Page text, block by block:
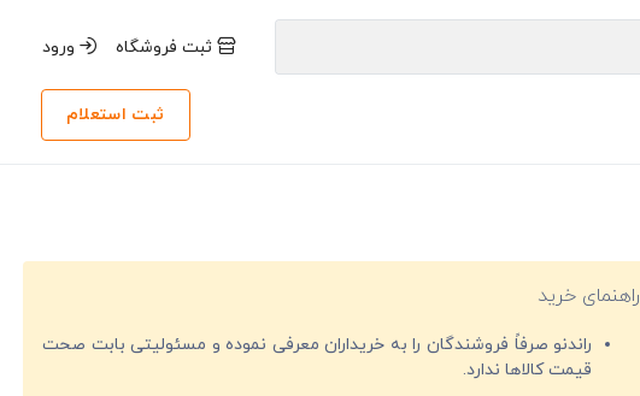
ثبت فروشگاه ورود
ثبت استعلام
راهنمای خرید
راندنو صرفاً فروشندگان را به خریداران معرفی نموده و مسئولیتی بابت صحت
قیمت‌ کالاها ندارد.